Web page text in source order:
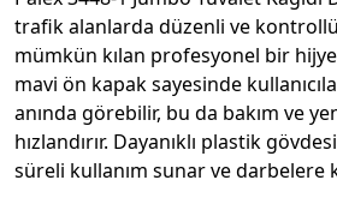
trafik alanlarda düzenli ve
mümkün kılan profesyonel bir
mavi ön kapak sayesinde
anında görebilir, bu da bakım ve
hızlandırır. Dayanıklı plastik
süreli kullanım sunar ve darbelere